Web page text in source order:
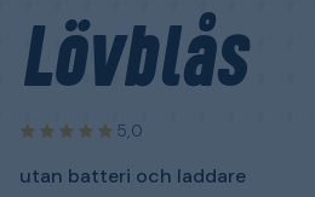
Lövblås
5,0
utan batteri och laddare